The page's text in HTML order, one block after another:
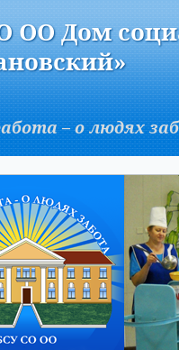
ОО Дом
– о людях